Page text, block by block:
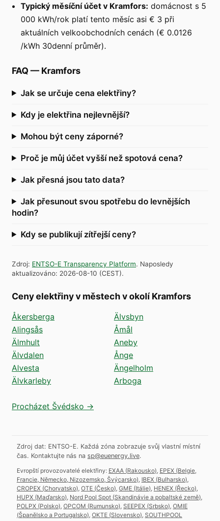
Typický měsíční účet v Kramfors: domácnost s 5
000 kWh/rok platí tento měsíc asi € 3 při
aktuálních velkoobchodních cenách (€ 0.0126
/kWh 30denní průměr).
FAQ — Kramfors
Jak se určuje cena elektřiny?
Kdy je elektřina nejlevnější?
Mohou být ceny záporné?
Proč je můj účet vyšší než spotová cena?
Jak přesná jsou tato data?
Jak přesunout svou spotřebu do levnějších
hodin?
Kdy se publikují zítřejší ceny?
Zdroj: ENTSO-E Transparency Platform. Naposledy
aktualizováno: 2026-08-10 (CEST).
Ceny elektřiny v městech v okolí Kramfors
Åkersberga
Alingsås
Älmhult
Älvdalen
Alvesta
Älvkarleby
Älvsbyn
Åmål
Aneby
Ånge
Ängelholm
Arboga
Procházet Švédsko →
Zdroj dat: ENTSO-E. Každá zóna zobrazuje svůj vlastní místní
čas. Kontaktujte nás na sp@euenergy.live.
Evropští provozovatelé elektřiny: EXAA (Rakousko) EPEX (Belgie,
Francie, Německo, Nizozemsko, Švýcarsko) IBEX (Bulharsko)
CROPEX (Chorvatsko) OTE (Česko) GME (Itálie) HENEX (Řecko)
HUPX (Maďarsko) Nord Pool Spot (Skandinávie a pobaltské země)
POLPX (Polsko) OPCOM (Rumunsko) SEEPEX (Srbsko) OMIE
(Španělsko a Portugalsko) OKTE (Slovensko) SOUTHPOOL